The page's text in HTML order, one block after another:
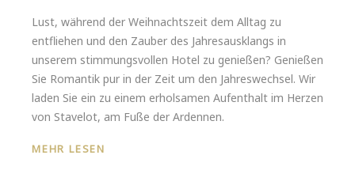
Lust, während der Weihnachtszeit dem Alltag zu
entfliehen und den Zauber des Jahresausklangs in
unserem stimmungsvollen Hotel zu genießen? Genießen
Sie Romantik pur in der Zeit um den Jahreswechsel. Wir
laden Sie ein zu einem erholsamen Aufenthalt im Herzen
von Stavelot, am Fuße der Ardennen.
MEHR LESEN